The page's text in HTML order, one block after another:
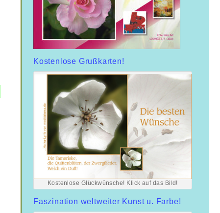
Kostenlose Grußkarten!
Kostenlose Glückwünsche! Klick auf das Bild!
Faszination weltweiter Kunst u. Farbe!